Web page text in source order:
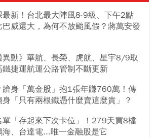
最新！台北最大陣風8-9級、下午2點
威還大，為何不放颱風假？蔣萬安發
異動》華航、長榮、虎航、星宇8/9取
捷運航運公路管制不斷更新
躋身「萬金股」抱1張年賺760萬！傳
「只有兩根鐵憑什麼賣這麼貴」？
單「存起來下次卡位」！279天買8檔
、台達電...唯一金融股是它